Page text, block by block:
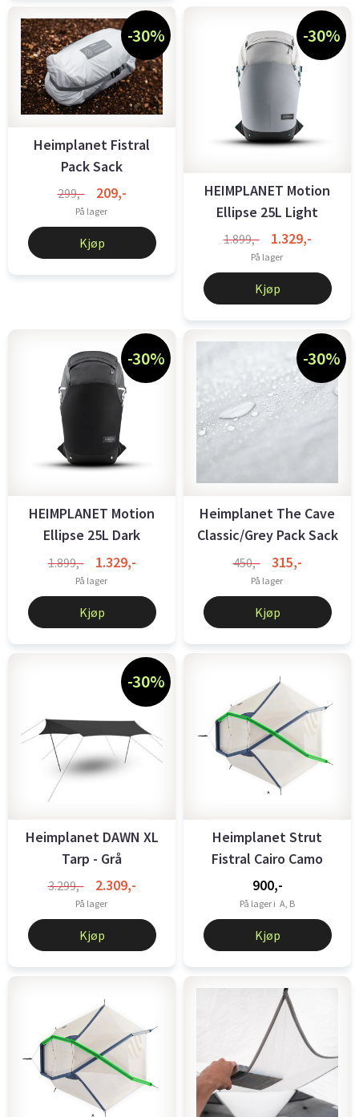
-30%
Heimplanet Fistral
Pack Sack
Classic/Sand
299,- 209,-
På lager
Kjøp
-30%
HEIMPLANET Motion
Ellipse 25L Light
1.899,- 1.329,-
På lager
Kjøp
-30%
HEIMPLANET Motion
Ellipse 25L Dark
1.899,- 1.329,-
På lager
Kjøp
-30%
Heimplanet The Cave
Classic/Grey Pack Sack
450,- 315,-
På lager
Kjøp
-30%
Heimplanet DAWN XL
Tarp - Grå
3.299,- 2.309,-
På lager
Kjøp
Heimplanet Strut
Fistral Cairo Camo
Blue
900,-
På lager i A, B
Kjøp